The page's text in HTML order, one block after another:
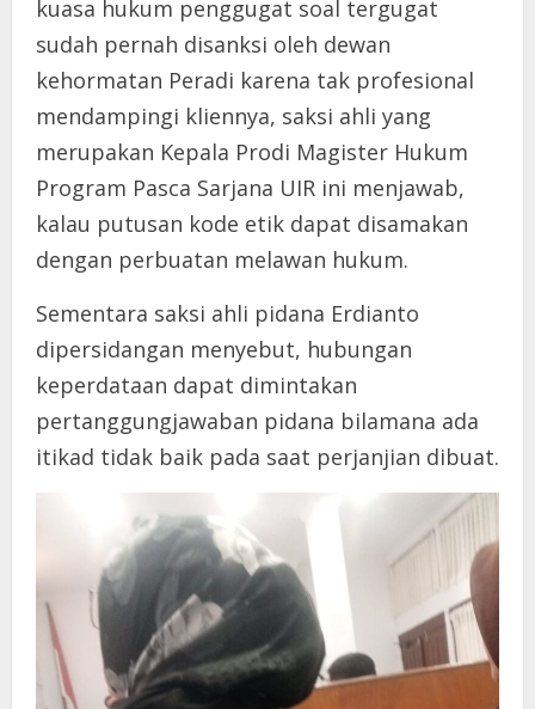
kuasa hukum penggugat soal tergugat
sudah pernah disanksi oleh dewan
kehormatan Peradi karena tak profesional
mendampingi kliennya, saksi ahli yang
merupakan Kepala Prodi Magister Hukum
Program Pasca Sarjana UIR ini menjawab,
kalau putusan kode etik dapat disamakan
dengan perbuatan melawan hukum.
Sementara saksi ahli pidana Erdianto
dipersidangan menyebut, hubungan
keperdataan dapat dimintakan
pertanggungjawaban pidana bilamana ada
itikad tidak baik pada saat perjanjian dibuat.